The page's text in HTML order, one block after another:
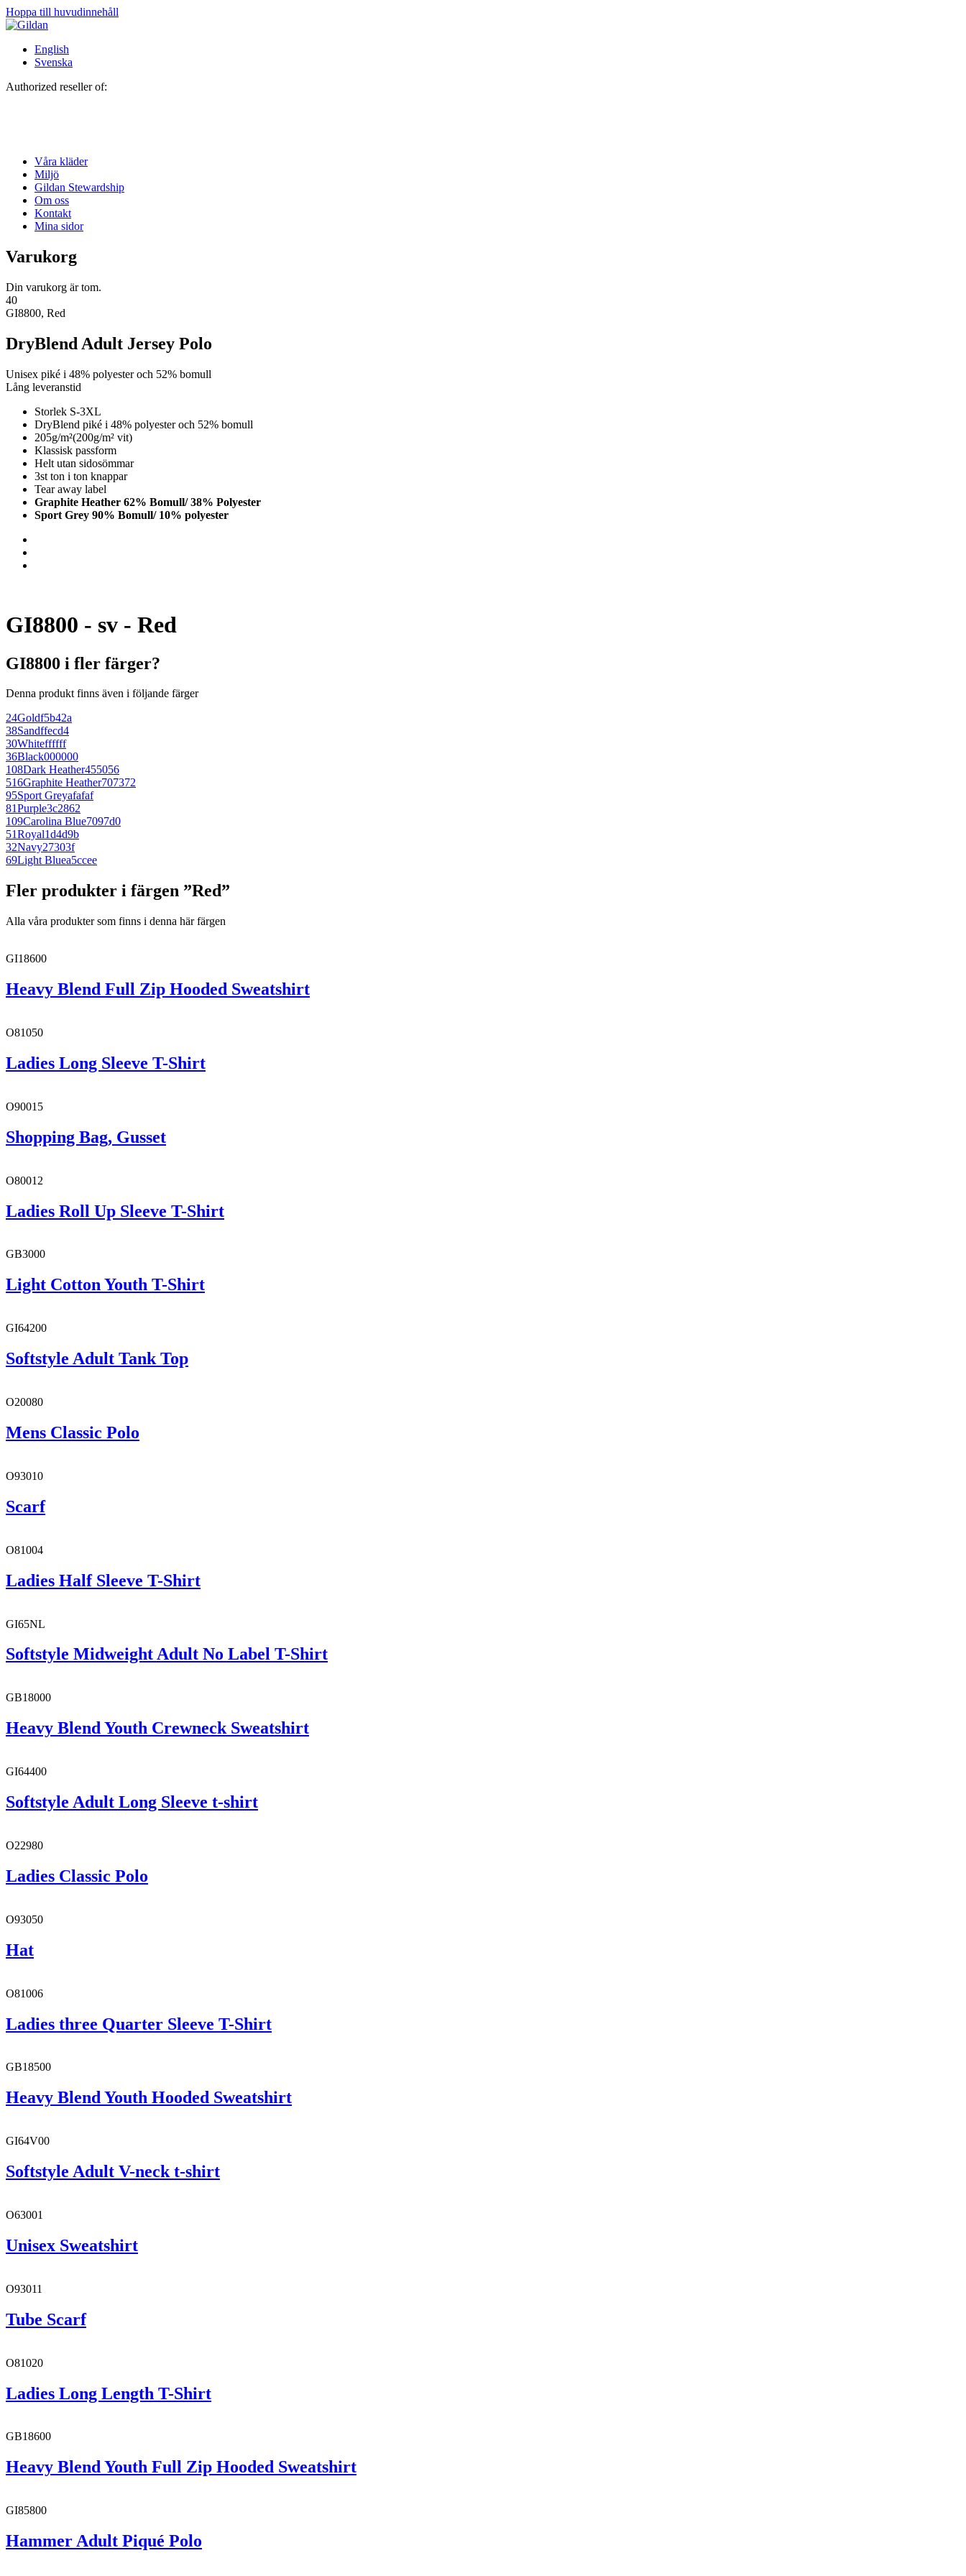
Hoppa till huvudinnehåll
English
Svenska
Authorized reseller of:
Våra kläder
Miljö
Gildan Stewardship
Om oss
Kontakt
Mina sidor
Varukorg
Din varukorg är tom.
40
GI8800, Red
DryBlend Adult Jersey Polo
Unisex piké i 48% polyester och 52% bomull
Lång leveranstid
Storlek S-3XL
DryBlend piké i 48% polyester och 52% bomull
205g/m²(200g/m² vit)
Klassisk passform
Helt utan sidosömmar
3st ton i ton knappar
Tear away label
Graphite Heather 62% Bomull/ 38% Polyester
Sport Grey 90% Bomull/ 10% polyester
GI8800 - sv - Red
GI8800 i fler färger?
Denna produkt finns även i följande färger
24Goldf5b42a
38Sandffecd4
30Whiteffffff
36Black000000
108Dark Heather455056
516Graphite Heather707372
95Sport Greyafafaf
81Purple3c2862
109Carolina Blue7097d0
51Royal1d4d9b
32Navy27303f
69Light Bluea5ccee
Fler produkter i färgen ”Red”
Alla våra produkter som finns i denna här färgen
GI18600
Heavy Blend Full Zip Hooded Sweatshirt
O81050
Ladies Long Sleeve T-Shirt
O90015
Shopping Bag, Gusset
O80012
Ladies Roll Up Sleeve T-Shirt
GB3000
Light Cotton Youth T-Shirt
GI64200
Softstyle Adult Tank Top
O20080
Mens Classic Polo
O93010
Scarf
O81004
Ladies Half Sleeve T-Shirt
GI65NL
Softstyle Midweight Adult No Label T-Shirt
GB18000
Heavy Blend Youth Crewneck Sweatshirt
GI64400
Softstyle Adult Long Sleeve t-shirt
O22980
Ladies Classic Polo
O93050
Hat
O81006
Ladies three Quarter Sleeve T-Shirt
GB18500
Heavy Blend Youth Hooded Sweatshirt
GI64V00
Softstyle Adult V-neck t-shirt
O63001
Unisex Sweatshirt
O93011
Tube Scarf
O81020
Ladies Long Length T-Shirt
GB18600
Heavy Blend Youth Full Zip Hooded Sweatshirt
GI85800
Hammer Adult Piqué Polo